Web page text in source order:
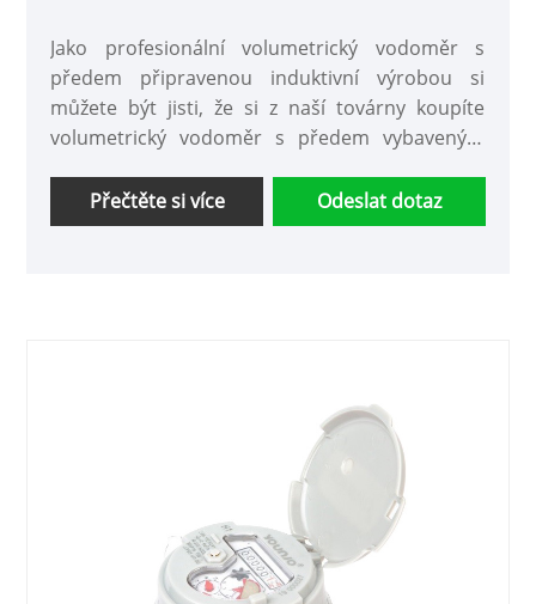
Jako profesionální volumetrický vodoměr s
předem připravenou induktivní výrobou si
můžete být jisti, že si z naší továrny koupíte
volumetrický vodoměr s předem vybaveným
nejlepší poprodejní servis a včasné dodání.
Přečtěte si více Odeslat dotaz